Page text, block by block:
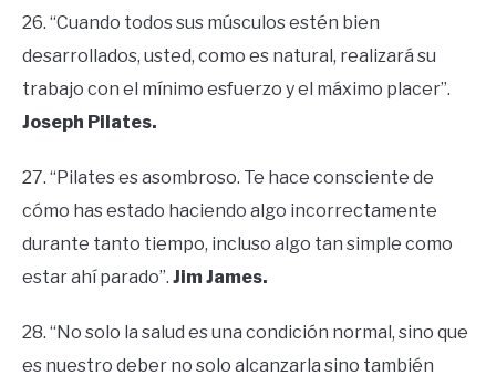
26. “Cuando todos sus músculos estén bien
desarrollados, usted, como es natural, realizará su
trabajo con el mínimo esfuerzo y el máximo placer”.
Joseph Pilates.
27. “Pilates es asombroso. Te hace consciente de
cómo has estado haciendo algo incorrectamente
durante tanto tiempo, incluso algo tan simple como
estar ahí parado”. Jim James.
28. “No solo la salud es una condición normal, sino que
es nuestro deber no solo alcanzarla sino también